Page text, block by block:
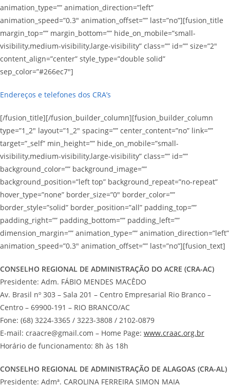
animation_type=”” animation_direction=”left”
animation_speed=”0.3″ animation_offset=”” last=”no”][fusion_title
margin_top=”” margin_bottom=”” hide_on_mobile=”small-
visibility,medium-visibility,large-visibility” class=”” id=”” size=”2″
content_align=”center” style_type=”double solid”
sep_color=”#266ec7″]
Endereços e telefones dos CRA’s
[/fusion_title][/fusion_builder_column][fusion_builder_column
type=”1_2″ layout=”1_2″ spacing=”” center_content=”no” link=””
target=”_self” min_height=”” hide_on_mobile=”small-
visibility,medium-visibility,large-visibility” class=”” id=””
background_color=”” background_image=””
background_position=”left top” background_repeat=”no-repeat”
hover_type=”none” border_size=”0″ border_color=””
border_style=”solid” border_position=”all” padding_top=””
padding_right=”” padding_bottom=”” padding_left=””
dimension_margin=”” animation_type=”” animation_direction=”left”
animation_speed=”0.3″ animation_offset=”” last=”no”][fusion_text]
CONSELHO REGIONAL DE ADMINISTRAÇÃO DO ACRE (CRA-AC)
Presidente: Adm. FÁBIO MENDES MACÊDO
Av. Brasil nº 303 – Sala 201 – Centro Empresarial Rio Branco –
Centro – 69900-191 – RIO BRANCO/AC
Fone: (68) 3224-3365 / 3223-3808 / 2102-0879
E-mail: craacre@gmail.com – Home Page: www.craac.org.br
Horário de funcionamento: 8h às 18h
CONSELHO REGIONAL DE ADMINISTRAÇÃO DE ALAGOAS (CRA-AL)
Presidente: Admª. CAROLINA FERREIRA SIMON MAIA